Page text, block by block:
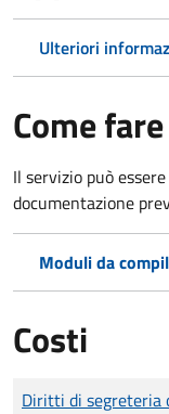
Ulteriori
Come fare
Il servizio può
documentazione
Moduli da
Costi
Tipo di pagamento
Importo
Diritti di